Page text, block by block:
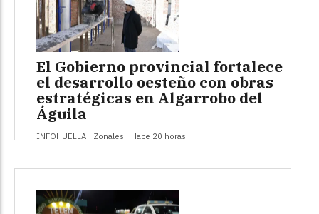
El Gobierno provincial fortalece
el desarrollo oesteño con obras
estratégicas en Algarrobo del
Águila
INFOHUELLA Zonales Hace 20 horas